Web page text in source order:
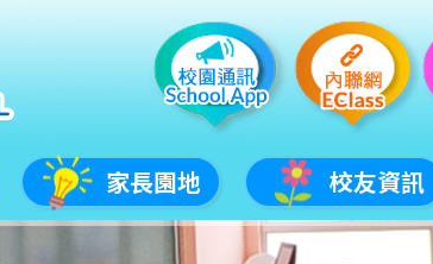
家長園地 校友資訊